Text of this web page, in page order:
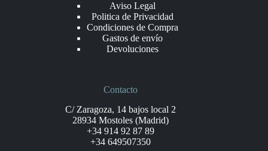
Aviso Legal
Politica de Privacidad
Condiciones de Compra
Gastos de envío
Devoluciones
Contacto
C/ Zaragoza, 14 bajos local 2
28934 Mostoles (Madrid)
+34 914 92 87 89
+34 649507350